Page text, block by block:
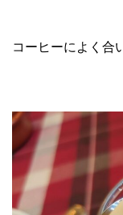
コーヒーによく合